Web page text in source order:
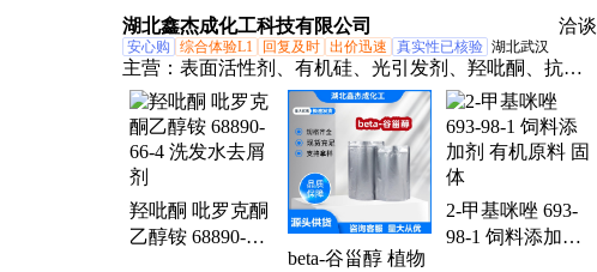
有报送码 国产
邮 可拍
湖北鑫杰成化工科技有限公司
洽谈
安心购 综合体验L1 回复及时 出价迅速 真实性已核验 湖北武汉
主营： 表面活性剂、有机硅、光引发剂、羟吡酮、抗氧
剂、中间体、选矿药剂
羟吡酮 吡罗克酮
乙醇铵 68890-66-
beta-谷甾醇 植物
2-甲基咪唑 693-
98-1 饲料添加剂